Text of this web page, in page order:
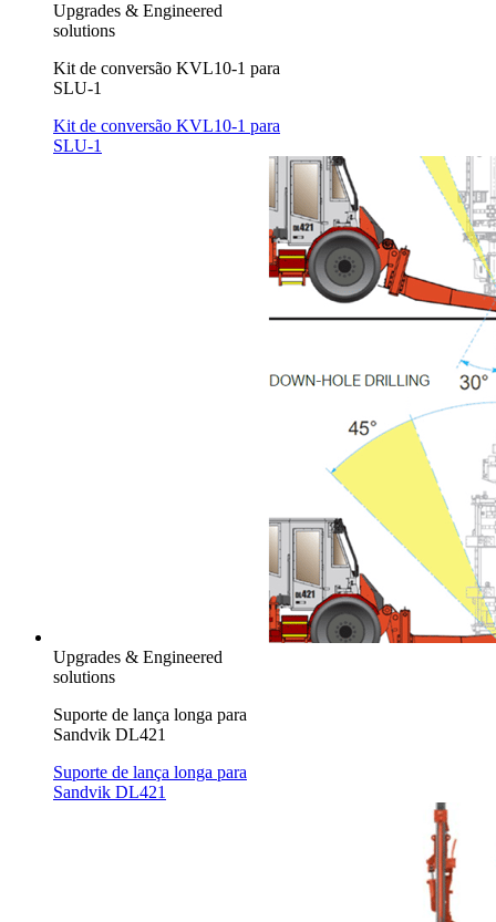
Upgrades & Engineered
solutions
Kit de conversão KVL10-1 para
SLU-1
Kit de conversão KVL10-1 para
SLU-1
Upgrades & Engineered
solutions
Suporte de lança longa para
Sandvik DL421
Suporte de lança longa para
Sandvik DL421